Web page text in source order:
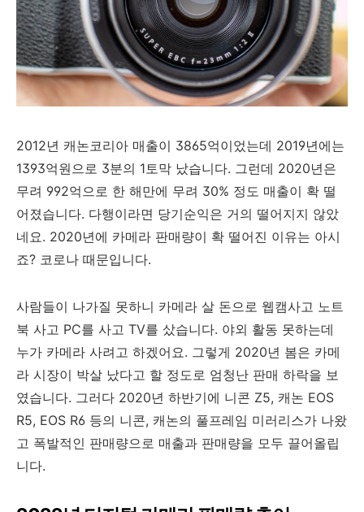
2012년 캐논코리아 매출이 3865억이었는데 2019년에는
1393억원으로 3분의 1토막 났습니다. 그런데 2020년은
무려 992억으로 한 해만에 무려 30% 정도 매출이 확 떨
어졌습니다. 다행이라면 당기순익은 거의 떨어지지 않았
네요. 2020년에 카메라 판매량이 확 떨어진 이유는 아시
죠? 코로나 때문입니다.
사람들이 나가질 못하니 카메라 살 돈으로 웹캠사고 노트
북 사고 PC를 사고 TV를 샀습니다. 야외 활동 못하는데
누가 카메라 사려고 하겠어요. 그렇게 2020년 봄은 카메
라 시장이 박살 났다고 할 정도로 엄청난 판매 하락을 보
였습니다. 그러다 2020년 하반기에 니콘 Z5, 캐논 EOS
R5, EOS R6 등의 니콘, 캐논의 풀프레임 미러리스가 나왔
고 폭발적인 판매량으로 매출과 판매량을 모두 끌어올립
니다.